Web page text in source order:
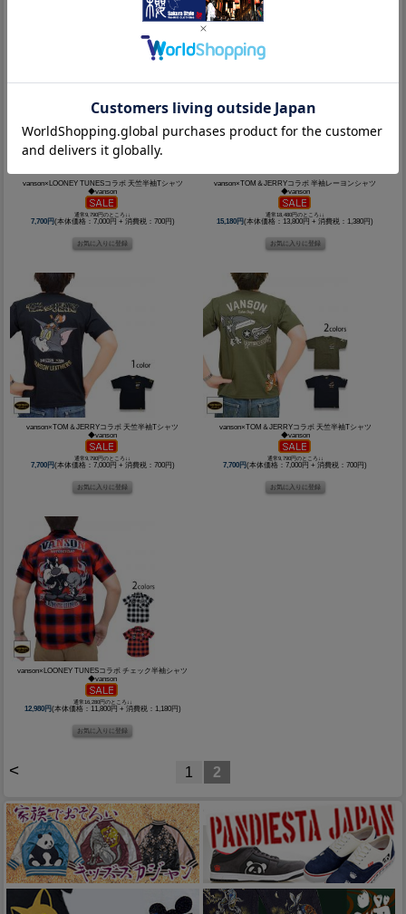
vanson×LOONEY TUNESコラボ 天竺半袖Tシャツ
◆vanson
通常9,790円のところ↓↓
7,700円(本体価格：7,000円 + 消費税：700円)
vanson×TOM＆JERRYコラボ 半袖レーヨンシャツ
◆vanson
通常18,480円のところ↓↓
15,180円(本体価格：13,800円 + 消費税：1,380円)
vanson×TOM＆JERRYコラボ 天竺半袖Tシャツ
◆vanson
通常9,790円のところ↓↓
7,700円(本体価格：7,000円 + 消費税：700円)
vanson×TOM＆JERRYコラボ 天竺半袖Tシャツ
◆vanson
通常9,790円のところ↓↓
7,700円(本体価格：7,000円 + 消費税：700円)
vanson×LOONEY TUNESコラボ チェック半袖シャツ
◆vanson
通常16,280円のところ↓↓
12,980円(本体価格：11,800円 + 消費税：1,180円)
< 1 2